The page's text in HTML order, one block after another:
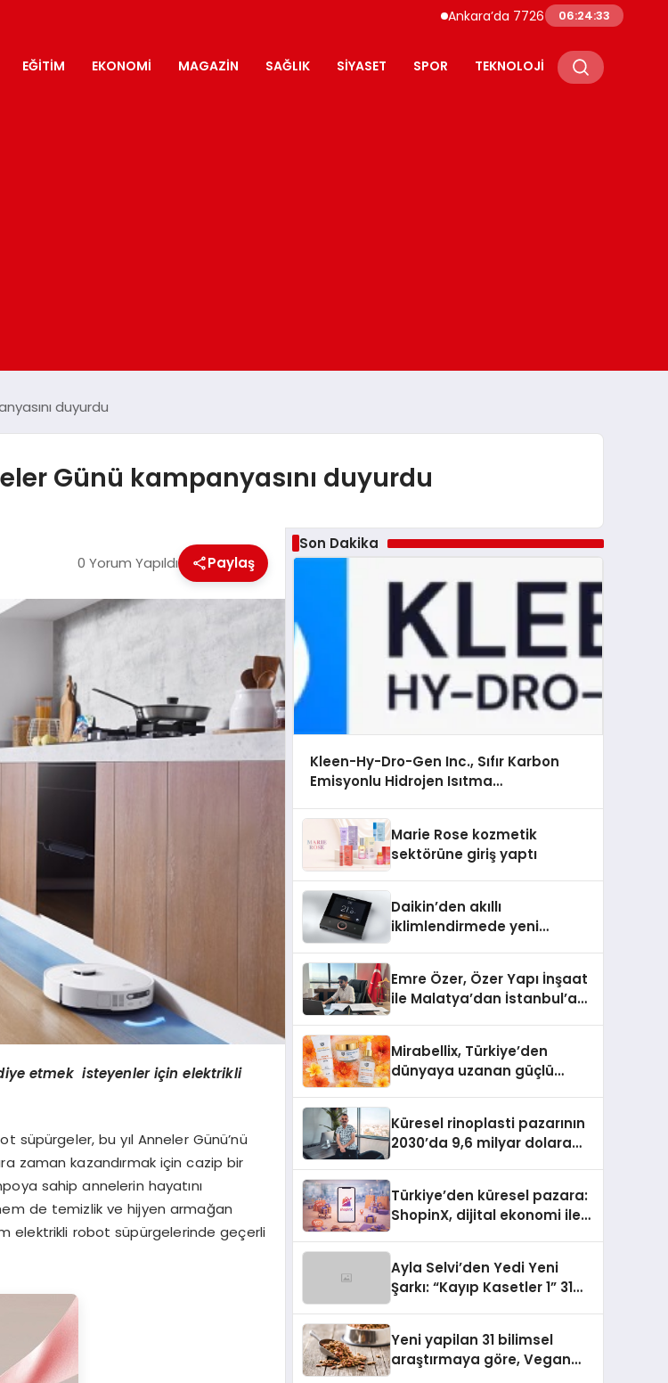
Ankara’da 7726 Genç Faizsiz Evlilik
06:24:34
EĞITIM EKONOMI MAGAZIN SAĞLIK SIYASET SPOR TEKNOLOJI
duyurdu
Günü kampanyasını duyurdu
0 Yorum Yapıldı Paylaş
etmek isteyenler için elektrikli
süpürgeler, bu yıl Anneler Günü’nü
zaman kazandırmak için cazip bir
sahip annelerin hayatını
de temizlik ve hijyen armağan
elektrikli robot süpürgelerinde geçerli
Son Dakika
Kleen-Hy-Dro-Gen Inc., Sıfır Karbon
Emisyonlu Hidrojen Isıtma
Onaylarını Aldı
Marie Rose kozmetik
sektörüne giriş yaptı
Daikin’den akıllı
iklimlendirmede yeni
Emre Özer, Özer Yapı İnşaat
ile Malatya’dan İstanbul’a
Mirabellix, Türkiye’den
dünyaya uzanan güçlü
Küresel rinoplasti pazarının
2030’da 9,6 milyar dolara
Türkiye’den küresel pazara:
ShopinX, dijital ekonomi ile
Ayla Selvi’den Yedi Yeni
Şarkı: “Kayıp Kasetler 1” 31
Yeni yapilan 31 bilimsel
araştırmaya göre, Vegan